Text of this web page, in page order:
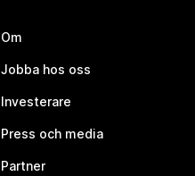
Om
Jobba hos oss
Investerare
Press och media
Partner